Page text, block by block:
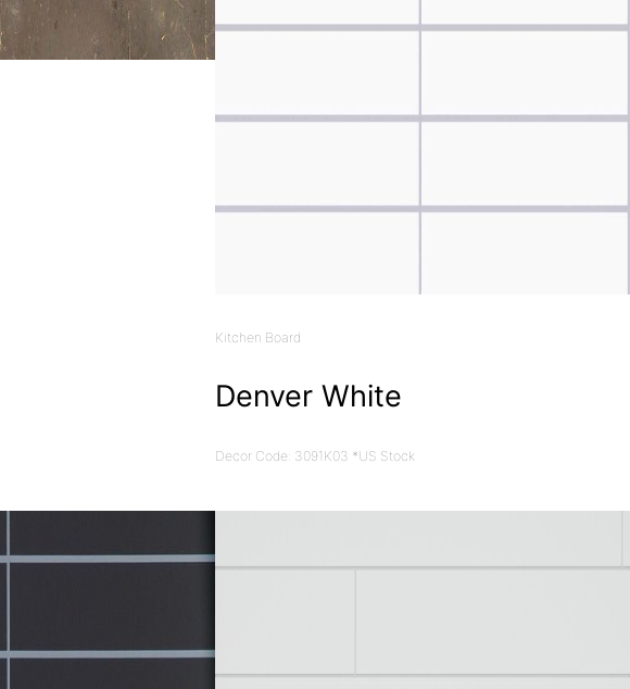
Kitchen Board
Denver White
Decor Code: 3091K03 *US Stock